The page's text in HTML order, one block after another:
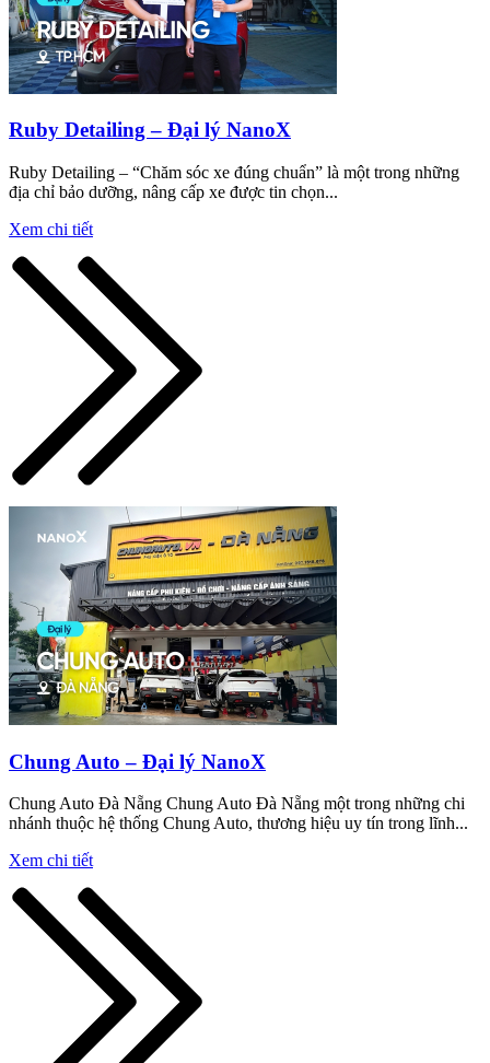
Ruby Detailing – Đại lý NanoX
Ruby Detailing – “Chăm sóc xe đúng chuẩn” là một trong những
địa chỉ bảo dưỡng, nâng cấp xe được tin chọn...
Xem chi tiết
Chung Auto – Đại lý NanoX
Chung Auto Đà Nẵng Chung Auto Đà Nẵng một trong những chi
nhánh thuộc hệ thống Chung Auto, thương hiệu uy tín trong lĩnh...
Xem chi tiết